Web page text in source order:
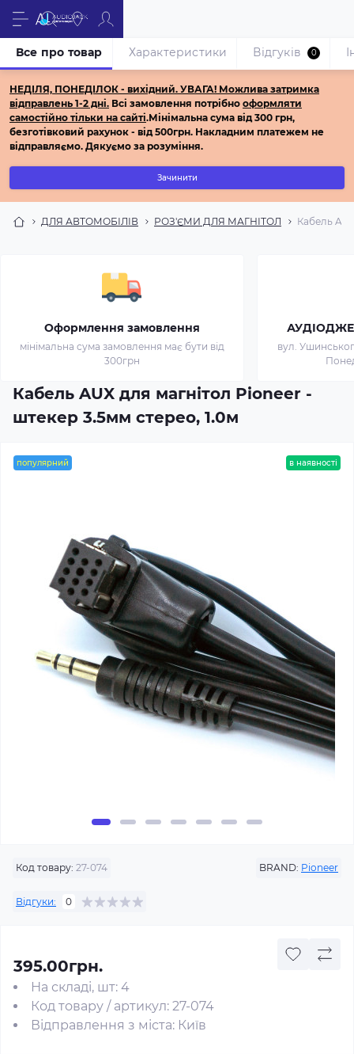
НЕДІЛЯ, ПОНЕДІЛОК - вихідний. УВАГА! Можлива затримка
відправлень 1-2 дні. Всі замовлення потрібно оформляти
самостійно тільки на сайті.Мінімальна сума від 300 грн,
безготівковий рахунок - від 500грн. Накладним платежем не
відправляємо. Дякуємо за розуміння.
Зачинити
ДЛЯ АВТОМОБІЛІВ РОЗ'ЄМИ ДЛЯ МАГНІТОЛ Кабель
Оформлення замовлення
мінімальна сума замовлення має бути від
300грн
вул.
Кабель AUX для магнітол Pioneer -
штекер 3.5мм стерео, 1.0м
Все про товар Характеристики Відгуків 0
популярний в наявності
Код товару: 27-074 BRAND: Pioneer
Відгуки: 0
395.00грн.
На складі, шт: 4
Код товару / артикул: 27-074
Відправлення з міста: Київ